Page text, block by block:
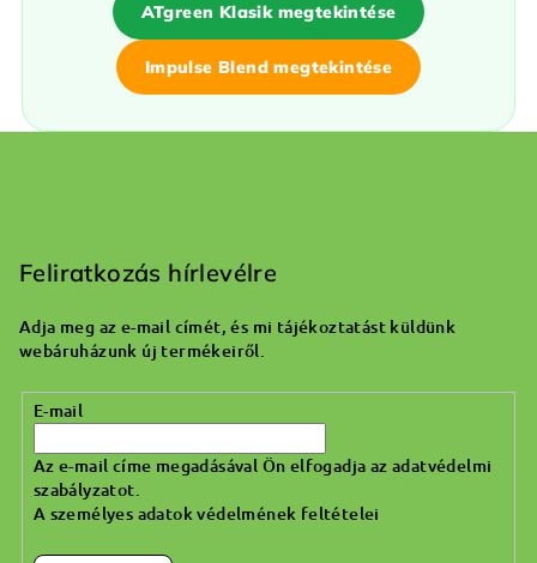
ATgreen Klasik megtekintése
Impulse Blend megtekintése
Feliratkozás hírlevélre
Adja meg az e-mail címét, és mi tájékoztatást küldünk
webáruházunk új termékeiről.
E-mail
Az e-mail címe megadásával Ön elfogadja az adatvédelmi
szabályzatot.
A személyes adatok védelmének feltételei